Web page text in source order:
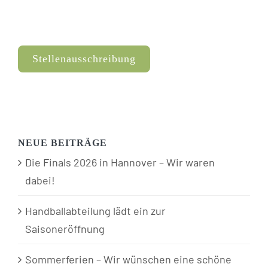
Stellenausschreibung
NEUE BEITRÄGE
Die Finals 2026 in Hannover – Wir waren
dabei!
Handballabteilung lädt ein zur
Saisoneröffnung
Sommerferien – Wir wünschen eine schöne